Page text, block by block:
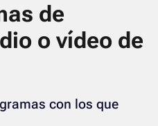
de
o vídeo de
con los que